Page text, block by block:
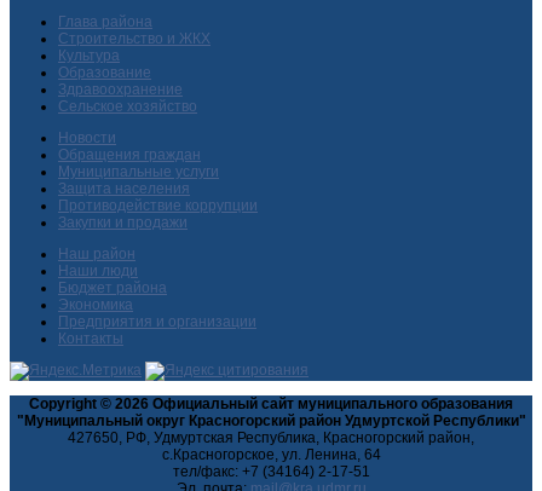
Глава района
Строительство и ЖКХ
Культура
Образование
Здравоохранение
Сельское хозяйство
Новости
Обращения граждан
Муниципальные услуги
Защита населения
Противодействие коррупции
Закупки и продажи
Наш район
Наши люди
Бюджет района
Экономика
Предприятия и организации
Контакты
Copyright © 2026 Официальный сайт муниципального образования
"Муниципальный округ Красногорский район Удмуртской Республики"
427650, РФ, Удмуртская Республика, Красногорский район,
с.Красногорское, ул. Ленина, 64
тел/факс: +7 (34164) 2-17-51